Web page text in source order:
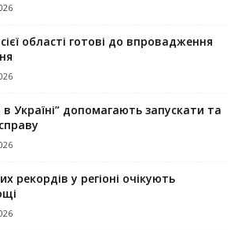
області готові до впровадження
в Україні” допомагають запускaти та
рекордів у регіоні очікують